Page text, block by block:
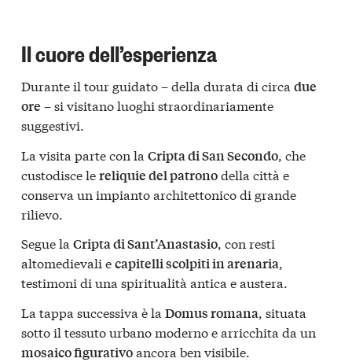
Il cuore dell’esperienza
Durante il tour guidato – della durata di circa due
ore – si visitano luoghi straordinariamente
suggestivi.
La visita parte con la Cripta di San Secondo, che
custodisce lereliquie del patronodella città e
conserva un impianto architettonico di grande
rilievo.
Segue la Cripta di Sant’Anastasio, con resti
altomedievali ecapitelli scolpiti in arenaria,
testimoni di una spiritualità antica e austera.
La tappa successiva è la Domus romana, situata
sotto il tessuto urbano moderno e arricchita da un
mosaico figurativoancora ben visibile.